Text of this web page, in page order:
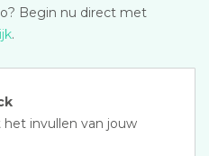
Begin nu direct met
.
invullen van jouw